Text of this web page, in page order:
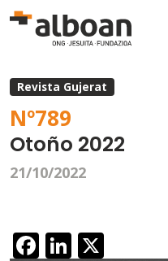
Pasar al contenido
Revista Gujerat
Nº789
Otoño 2022
21/10/2022
Facebook
LinkedIn